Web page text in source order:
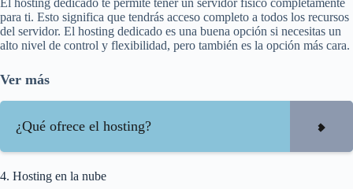
El hosting dedicado te permite tener un servidor físico completamente
para ti. Esto significa que tendrás acceso completo a todos los recursos
del servidor. El hosting dedicado es una buena opción si necesitas un
alto nivel de control y flexibilidad, pero también es la opción más cara.
Ver más
¿Qué ofrece el hosting?
4. Hosting en la nube